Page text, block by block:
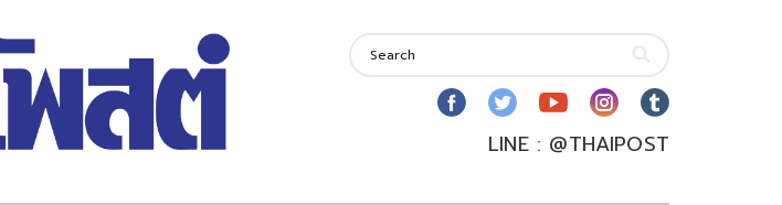
LINE : @THAIPOST